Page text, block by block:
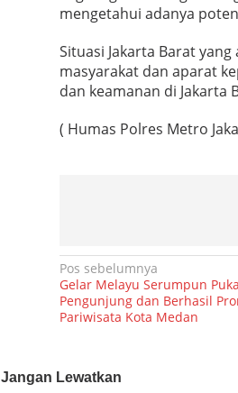
mengetahui adanya
Situasi Jakarta Barat
masyarakat dan aparat
dan keamanan di Jakarta
( Humas Polres Metro
N
a
v
g
Pos sebelumnya
Gelar Melayu Serumpun
Pengunjung dan Berhasil
Pariwisata Kota Medan
Jangan Lewatkan